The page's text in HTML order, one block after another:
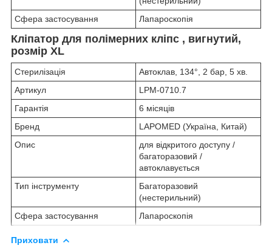
Сфера застосування
Лапароскопія
Кліпатор для полімерних кліпс , вигнутий,
розмір XL
Стерилізація
Автоклав, 134°, 2 бар, 5 хв.
Артикул
LPM-0710.7
Гарантія
6 місяців
Бренд
LAPOMED (Україна, Китай)
Опис
для відкритого доступу /
багаторазовий /
автоклавується
Тип інструменту
Багаторазовий
(нестерильний)
Сфера застосування
Лапароскопія
Приховати